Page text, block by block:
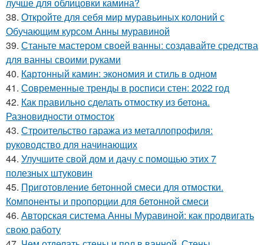
38. Откройте для себя мир муравьиных колоний с
Обучающим курсом Анны муравиной
39. Станьте мастером своей ванны: создавайте средства
для ванны своими руками
40. Картонный камин: экономия и стиль в одном
41. Современные тренды в росписи стен: 2022 год
42. Как правильно сделать отмостку из бетона.
Разновидности отмосток
43. Строительство гаража из металлопрофиля:
руководство для начинающих
44. Улучшите свой дом и дачу с помощью этих 7
полезных штуковин
45. Приготовление бетонной смеси для отмостки.
Компоненты и пропорции для бетонной смеси
46. Авторская система Анны Муравиной: как продвигать
свою работу